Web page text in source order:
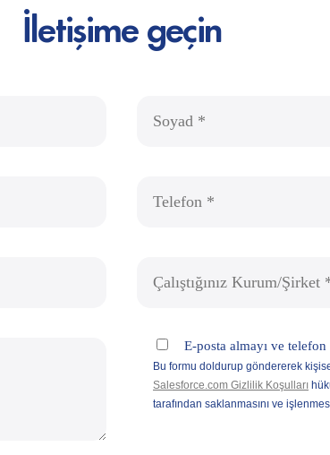
İletişime geçin